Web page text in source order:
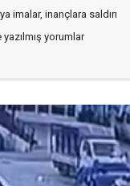
imalar, inançlara saldırı
yorumlar